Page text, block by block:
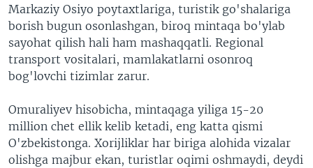
Markaziy Osiyo poytaxtlariga, turistik go'shalariga
borish bugun osonlashgan, biroq mintaqa bo'ylab
sayohat qilish hali ham mashaqqatli. Regional
transport vositalari, mamlakatlarni osonroq
bog'lovchi tizimlar zarur.
Omuraliyev hisobicha, mintaqaga yiliga 15-20
million chet ellik kelib ketadi, eng katta qismi
O'zbekistonga. Xorijliklar har biriga alohida vizalar
olishga majbur ekan, turistlar oqimi oshmaydi, deydi